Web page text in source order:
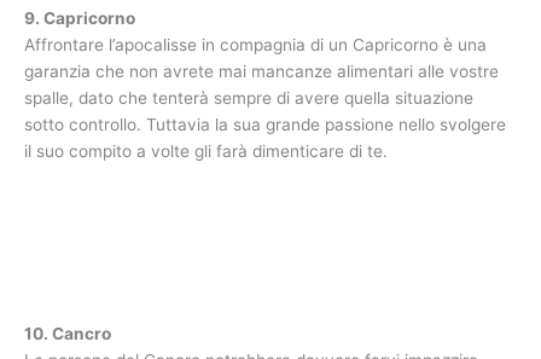
9. Capricorno
Affrontare l’apocalisse in compagnia di un Capricorno è una
garanzia che non avrete mai mancanze alimentari alle vostre
spalle, dato che tenterà sempre di avere quella situazione
sotto controllo. Tuttavia la sua grande passione nello svolgere
il suo compito a volte gli farà dimenticare di te.
10. Cancro